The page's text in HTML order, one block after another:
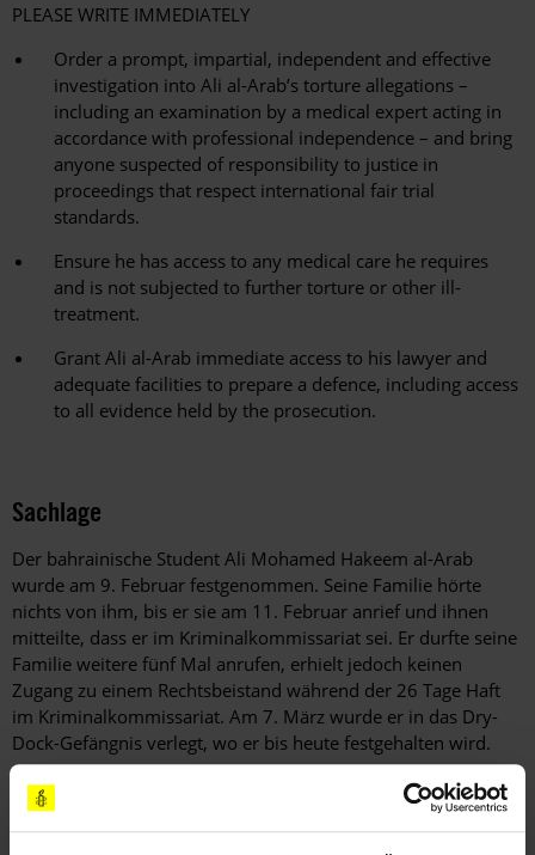
PLEASE WRITE IMMEDIATELY
Order a prompt, impartial, independent and effective
investigation into Ali al-Arab’s torture allegations –
including an examination by a medical expert acting in
accordance with professional independence – and bring
anyone suspected of responsibility to justice in
proceedings that respect international fair trial
standards.
Ensure he has access to any medical care he requires
and is not subjected to further torture or other ill-
treatment.
Grant Ali al-Arab immediate access to his lawyer and
adequate facilities to prepare a defence, including access
to all evidence held by the prosecution.
Sachlage
Der bahrainische Student Ali Mohamed Hakeem al-Arab
wurde am 9. Februar festgenommen. Seine Familie hörte
nichts von ihm, bis er sie am 11. Februar anrief und ihnen
mitteilte, dass er im Kriminalkommissariat sei. Er durfte seine
Familie weitere fünf Mal anrufen, erhielt jedoch keinen
Zugang zu einem Rechtsbeistand während der 26 Tage Haft
im Kriminalkommissariat. Am 7. März wurde er in das Dry-
Dock-Gefängnis verlegt, wo er bis heute festgehalten wird.
Im Kriminalkommissariat wurde Ali al-Arab eigenen Angaben
zufolge während der 26 Tage dauernden Verhöre gefoltert.
Ihm wurden Zehnägel gezogen, er erhielt Elektroschocks und